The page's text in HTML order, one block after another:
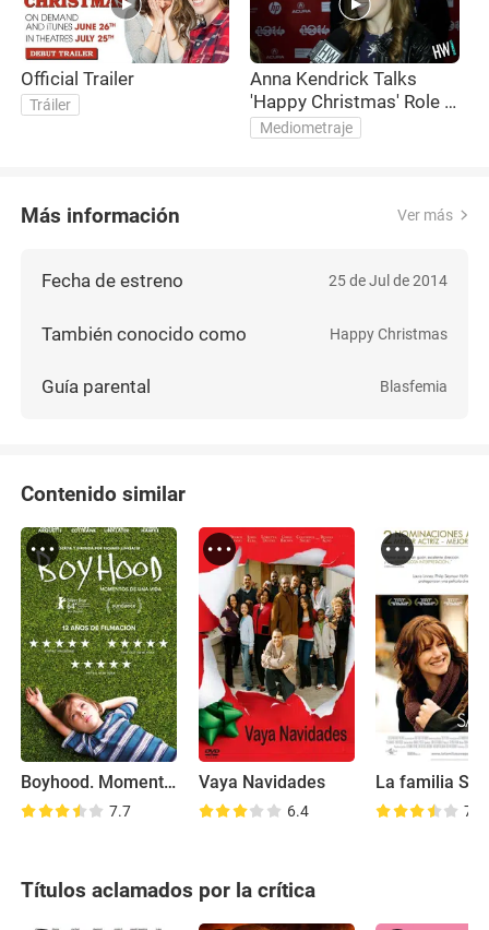
Official Trailer
Tráiler
Anna Kendrick Talks
'Happy Christmas' Role &
'Cups' Success
Mediometraje
Más información Ver más
Fecha de estreno 25 de Jul de 2014
También conocido como Happy Christmas
Guía parental Blasfemia
Contenido similar
Boyhood. Momentos de una vida
7.7
Vaya Navidades
6.4
La familia
7.1
Títulos aclamados por la crítica